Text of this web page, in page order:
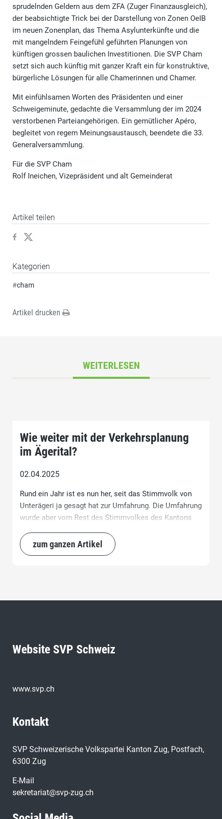
sprudelnden Geldern aus dem ZFA (Zuger Finanzausgleich),
der beabsichtigte Trick bei der Darstellung von Zonen OeIB
im neuen Zonenplan, das Thema Asylunterkünfte und die
mit mangelndem Feingefühl geführten Planungen von
künftigen grossen baulichen Investitionen. Die SVP Cham
setzt sich auch künftig mit ganzer Kraft ein für konstruktive,
bürgerliche Lösungen für alle Chamerinnen und Chamer.
Mit einfühlsamen Worten des Präsidenten und einer
Schweigeminute, gedachte die Versammlung der im 2024
verstorbenen Parteiangehörigen. Ein gemütlicher Apéro,
begleitet von regem Meinungsaustausch, beendete die 33.
Generalversammlung.
Für die SVP Cham
Rolf Ineichen, Vizepräsident und alt Gemeinderat
Artikel teilen
Kategorien
#cham
Artikel drucken
WEITERLESEN
Wie weiter mit der Verkehrsplanung
im Ägerital?
02.04.2025
Rund ein Jahr ist es nun her, seit das Stimmvolk von
Unterägeri ja gesagt hat zur Umfahrung. Die Umfahrung
wurde aber vom Rest des Stimmvolkes des Kantons
zum ganzen Artikel
Website SVP Schweiz
www.svp.ch
Kontakt
SVP Schweizerische Volkspartei Kanton Zug, Postfach,
6300 Zug
E-Mail
sekretariat@svp-zug.ch